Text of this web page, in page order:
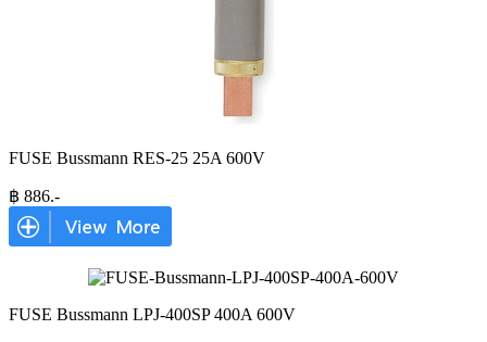
FUSE Bussmann RES-25 25A 600V
฿ 886.-
FUSE Bussmann LPJ-400SP 400A 600V